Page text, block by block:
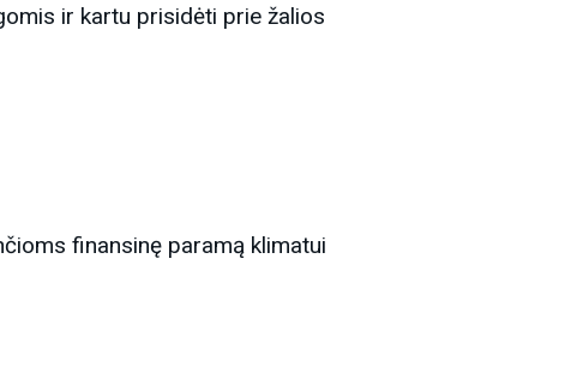
ir kartu prisidėti prie žalios
finansinę paramą klimatui